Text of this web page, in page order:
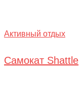
Активный отдых
Самокат Shattle